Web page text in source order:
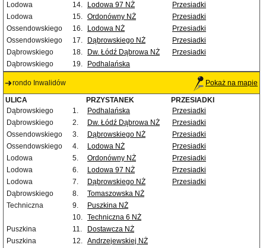
Lodowa
14. Lodowa 97 NŻ
Przesiadki
Lodowa
15. Ordonówny NŻ
Przesiadki
Ossendowskiego
16. Lodowa NŻ
Przesiadki
Ossendowskiego
17. Dąbrowskiego NŻ
Przesiadki
Dąbrowskiego
18. Dw. Łódź Dąbrowa NŻ
Przesiadki
Dąbrowskiego
19. Podhalańska
rondo Inwalidów Pokaż na mapie
ULICA PRZYSTANEK
PRZESIADKI
Dąbrowskiego
1. Podhalańska
Przesiadki
Dąbrowskiego
2. Dw. Łódź Dąbrowa NŻ
Przesiadki
Ossendowskiego
3. Dąbrowskiego NŻ
Przesiadki
Ossendowskiego
4. Lodowa NŻ
Przesiadki
Lodowa
5. Ordonówny NŻ
Przesiadki
Lodowa
6. Lodowa 97 NŻ
Przesiadki
Lodowa
7. Dąbrowskiego NŻ
Przesiadki
Dąbrowskiego
8.
Tomaszowska NŻ
Techniczna
9.
Puszkina NŻ
10. Techniczna 6 NŻ
Puszkina
11.
Dostawcza NŻ
Puszkina
12. Andrzejewskiej NŻ